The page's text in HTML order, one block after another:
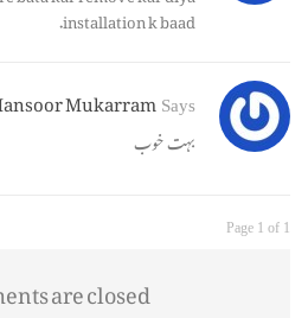
installation k baad.
Mukarram Says
بہت خوب
Page 1 of 1
are closed.